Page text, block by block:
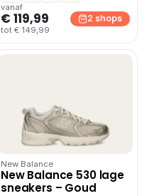
vanaf
€ 119,99
tot € 149,99
2 shops
New Balance
New Balance 530 lage
sneakers – Goud